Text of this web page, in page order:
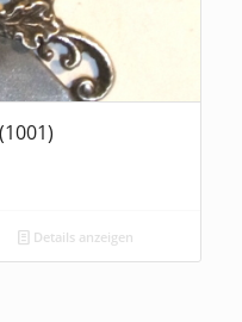
Details anzeigen